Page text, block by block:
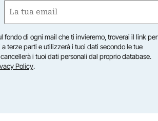
Email
fondo di ogni mail che ti invieremo, troverai il link per
terze parti e utilizzerà i tuoi dati secondo le tue
i tuoi dati personali dal proprio database.
Policy.